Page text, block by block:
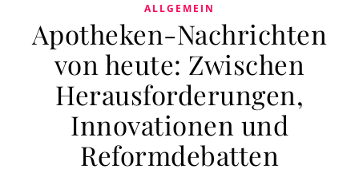
ALLGEMEIN
Apotheken-Nachrichten
von heute: Zwischen
Herausforderungen,
Innovationen und
Reformdebatten